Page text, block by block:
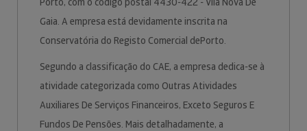
Gaia. A empresa está devidamente inscrita na
Conservatória do Registo Comercial dePorto.
Segundo a classificação do CAE, a empresa dedica-se à
atividade categorizada como Outras Atividades
Auxiliares De Serviços Financeiros, Exceto Seguros E
Fundos De Pensões. Mais detalhadamente, a